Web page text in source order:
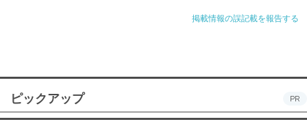
掲載情報の誤記載を報告する
ピックアップ PR